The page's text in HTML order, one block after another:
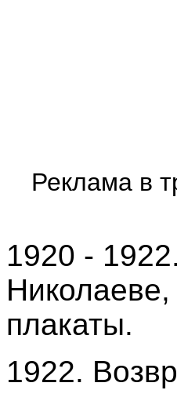
Реклама в
1920 -
плакаты.
1922.